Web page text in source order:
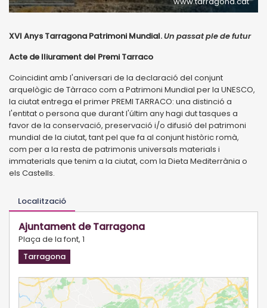
XVI Anys Tarragona Patrimoni Mundial.Un passat ple de futur
Acte de lliurament del Premi Tarraco
Coincidint amb l'aniversari de la declaració del conjunt
arquelògic de Tàrraco com a Patrimoni Mundial per la UNESCO,
la ciutat entrega el primer PREMI TARRACO: una distinció a
l'entitat o persona que durant l'últim any hagi dut tasques a
favor de la conservació, preservació i/o difusió del patrimoni
mundial de la ciutat, tant pel que fa al conjunt històric romà,
com per a la resta de patrimonis universals materials i
immaterials que tenim a la ciutat, com la Dieta Mediterrània o
els Castells.
Localització
Ajuntament de Tarragona
Plaça de la font, 1
Tarragona